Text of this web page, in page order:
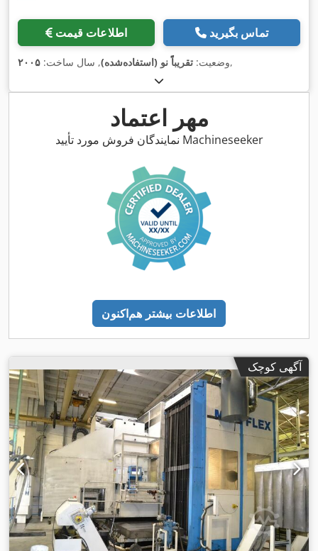
اطلاعات قیمت تماس بگیرید
وضعیت: تقریباً نو (استفاده‌شده), سال ساخت: ۲۰۰۵ ,
مهر اعتماد
نمایندگان فروش مورد تأیید Machineseeker
اطلاعات بیشتر هم‌اکنون
آگهی کوچک